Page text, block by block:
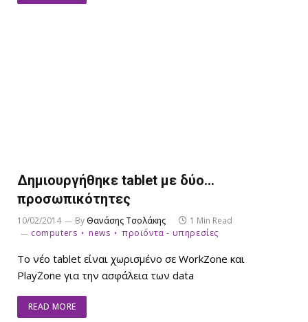
Δημιουργήθηκε tablet με δύο…
προσωπικότητες
10/02/2014 ByΘανάσης Τσολάκης
1 Min Read
computers
news προϊόντα - υπηρεσίες
Το νέο tablet είναι χωρισμένο σε WorkZone και
PlayZone για την ασφάλεια των data
READ MORE